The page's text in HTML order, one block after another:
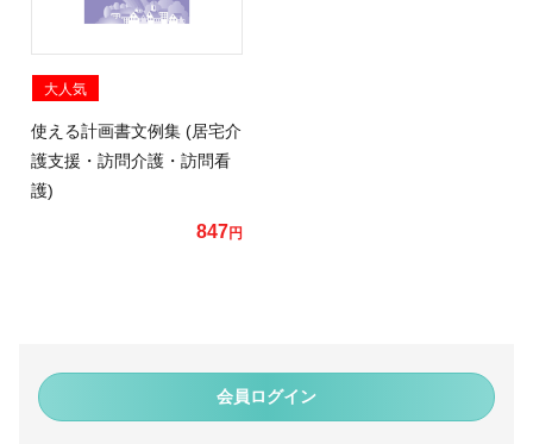
会員ログイン
大人気
使える計画書文例集 (居宅介
護支援・訪問介護・訪問看
護)
847円